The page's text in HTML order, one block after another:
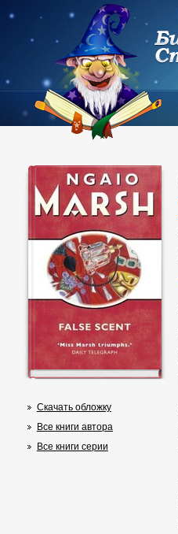
Скачать обложку
Все книги автора
Все книги серии